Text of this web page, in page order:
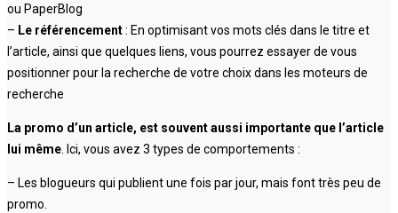
ou PaperBlog
– Le référencement: En optimisant vos mots clés dans le titre et
l’article, ainsi que quelques liens, vous pourrez essayer de vous
positionner pour la recherche de votre choix dans les moteurs de
recherche
La promo d’un article, est souvent aussi importante que l’article
lui même. Ici, vous avez 3 types de comportements :
– Les blogueurs qui publient une fois par jour, mais font très peu de
promo.